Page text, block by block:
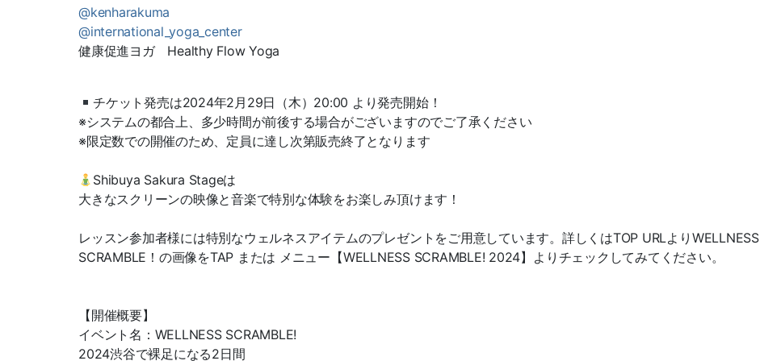
@kenharakuma
@international_yoga_center
健康促進ヨガ Healthy Flow Yoga
チケット発売は2024年2月29日（木）20:00 より発売開始！
※システムの都合上、多少時間が前後する場合がございますのでご了承ください
※限定数での開催のため、定員に達し次第販売終了となります
Shibuya Sakura Stageは
大きなスクリーンの映像と音楽で特別な体験をお楽しみ頂けます！
レッスン参加者様には特別なウェルネスアイテムのプレゼントをご用意しています。詳しくはTOP URLよりWELLNESS
SCRAMBLE！の画像をTAP または メニュー【WELLNESS SCRAMBLE! 2024】よりチェックしてみてください。
【開催概要】
イベント名：WELLNESS SCRAMBLE!
2024渋谷で裸足になる2日間